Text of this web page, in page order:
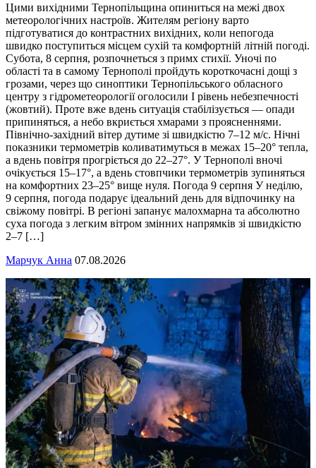
Цими вихідними Тернопільщина опиниться на межі двох
метеорологічних настроїв. Жителям регіону варто
підготуватися до контрастних вихідних, коли непогода
швидко поступиться місцем сухій та комфортній літній погоді.
Субота, 8 серпня, розпочнеться з примх стихії. Уночі по
області та в самому Тернополі пройдуть короткочасні дощі з
грозами, через що синоптики Тернопільського обласного
центру з гідрометеорології оголосили І рівень небезпечності
(жовтий). Проте вже вдень ситуація стабілізується — опади
припиняться, а небо вкриється хмарами з проясненнями.
Північно-західний вітер дутиме зі швидкістю 7–12 м/с. Нічні
показники термометрів коливатимуться в межах 15–20° тепла,
а вдень повітря прогріється до 22–27°. У Тернополі вночі
очікується 15–17°, а вдень стовпчики термометрів зупиняться
на комфортних 23–25° вище нуля. Погода 9 серпня У неділю,
9 серпня, погода подарує ідеальний день для відпочинку на
свіжому повітрі. В регіоні запанує малохмарна та абсолютно
суха погода з легким вітром змінних напрямків зі швидкістю
2–7 […]
Марчук Анна 07.08.2026